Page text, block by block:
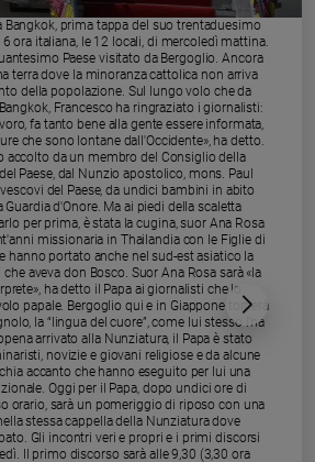
Bangkok, prima tappa del suo trentaduesimo
ora italiana, le 12 locali, di mercoledì mattina.
Paese visitato da Bergoglio. Ancora
terra dove la minoranza cattolica non arriva
della popolazione. Sul lungo volo che da
Francesco ha ringraziato i giornalisti:
fa tanto bene alla gente essere informata,
che sono lontane dall'Occidente», ha detto.
accolto da un membro del Consiglio della
Paese, dal Nunzio apostolico, mons. Paul
del Paese, da undici bambini in abito
Guardia d'Onore. Ma ai piedi della scaletta
per prima, è stata la cugina, suor Ana Rosa
missionaria in Thailandia con le Figlie di
hanno portato anche nel sud-est asiatico la
aveva don Bosco. Suor Ana Rosa sarà «la
ha detto il Papa ai giornalisti che lo
papale. Bergoglio qui e in Giappone tornerà
la “lingua del cuore”, come lui stesso l'ha
arrivato alla Nunziatura, il Papa è stato
novizie e giovani religiose e da alcune
accanto che hanno eseguito per lui una
Oggi per il Papa, dopo undici ore di
orario, sarà un pomeriggio di riposo con una
stessa cappella della Nunziatura dove
Gli incontri veri e propri e i primi discorsi
Il primo discorso sarà alle 9,30 (3,30 ora